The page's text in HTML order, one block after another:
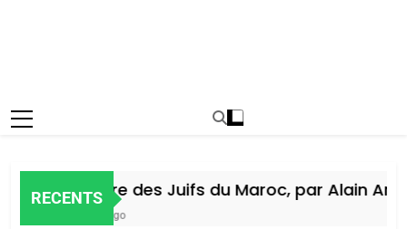
RECENTS
Histoire des Juifs du Maroc, par Alain Amiel